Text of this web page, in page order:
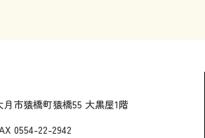
月市猿橋町猿橋55 大黒屋1階
0554-22-2942